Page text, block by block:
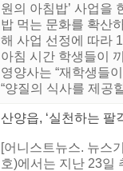
원의 아침밥’ 사업을
밥 먹는 문화를 확산
해 사업 선정에 따라
아침 시간 학생들이
영양사는 “재학생들
“양질의 식사를 제공
산양읍, ‘실천하는 팔
[어니스트뉴스. 뉴스
호)에서는 지난 23일